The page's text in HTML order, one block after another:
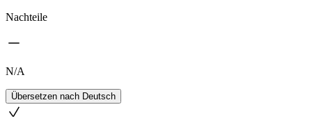
Nachteile
N/A
Übersetzen nach Deutsch